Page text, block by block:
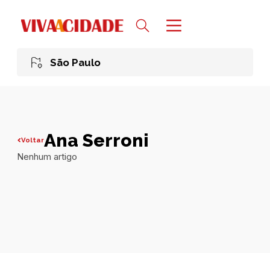
São Paulo
VoltarAna Serroni
Nenhum artigo